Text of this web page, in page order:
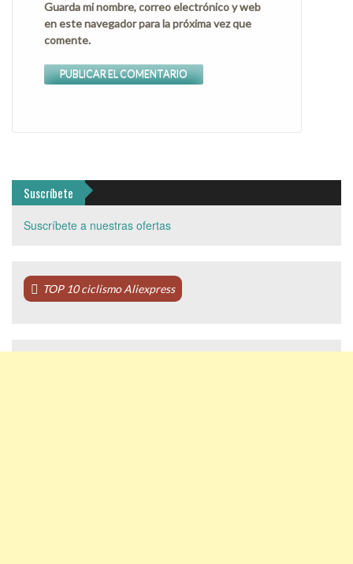
Guarda mi nombre, correo electrónico y web
en este navegador para la próxima vez que
comente.
Suscríbete
Suscríbete a nuestras ofertas
TOP 10 ciclismo Aliexpress